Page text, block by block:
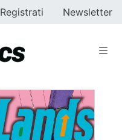
Registrati Newsletter